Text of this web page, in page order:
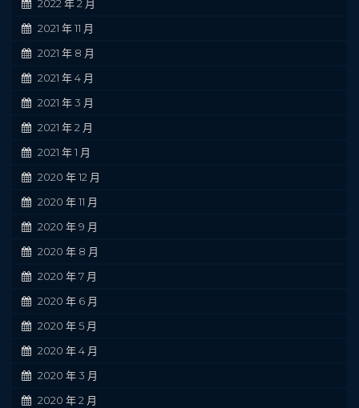
2022 年 2 月
2021 年 11 月
2021 年 8 月
2021 年 4 月
2021 年 3 月
2021 年 2 月
2021 年 1 月
2020 年 12 月
2020 年 11 月
2020 年 9 月
2020 年 8 月
2020 年 7 月
2020 年 6 月
2020 年 5 月
2020 年 4 月
2020 年 3 月
2020 年 2 月